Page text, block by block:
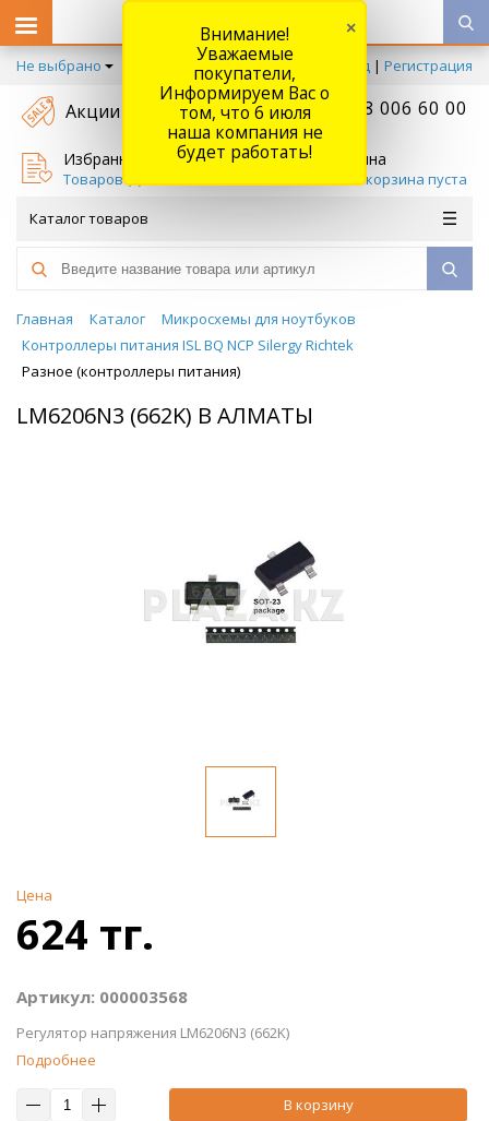
Не выбрано Вход | Регистрация
Акции +7 778 006 60 00
Избранное
Товаров (
Корзина
Ваша корзина пуста
Каталог товаров
Главная Каталог
Микросхемы для ноутбуков
Контроллеры питания ISL BQ NCP Silergy Richtek
Разное (контроллеры питания)
LM6206N3 (662K) В АЛМАТЫ
Цена
624 тг.
Артикул: 000003568
Регулятор напряжения LM6206N3 (662K)
Подробнее
В корзину
Внимание!
Уважаемые
покупатели,
Информируем Вас о
том, что 6 июля
наша компания не
будет работать!
×